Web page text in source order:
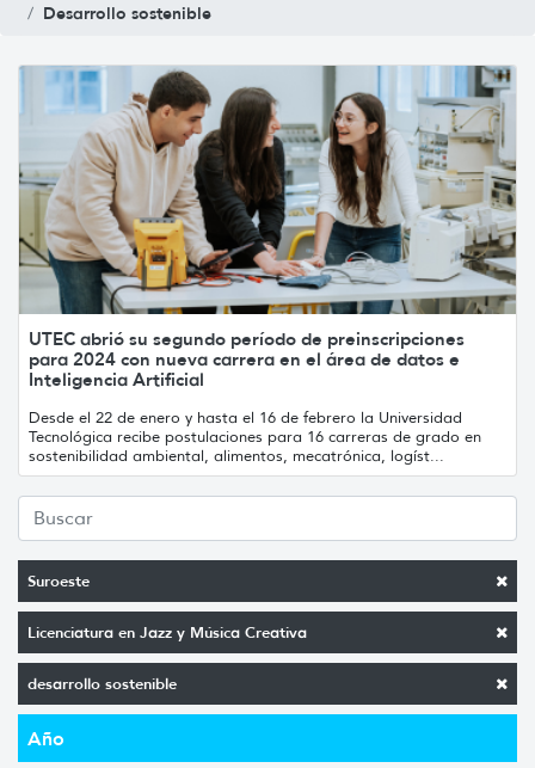
Desarrollo sostenible
Suroeste
Licenciatura en Jazz y Música Creativa
desarrollo sostenible
Año
UTEC abrió su segundo período de preinscripciones
para 2024 con nueva carrera en el área de datos e
Inteligencia Artificial
Desde el 22 de enero y hasta el 16 de febrero la Universidad
Tecnológica recibe postulaciones para 16 carreras de grado en
sostenibilidad ambiental, alimentos, mecatrónica, logíst...